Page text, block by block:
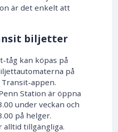
är det enkelt att
biljetter
tåg kan köpas på
på
appen.
Station är öppna
under veckan och
på helger.
alltid tillgängliga.